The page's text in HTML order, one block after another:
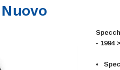
- 1994